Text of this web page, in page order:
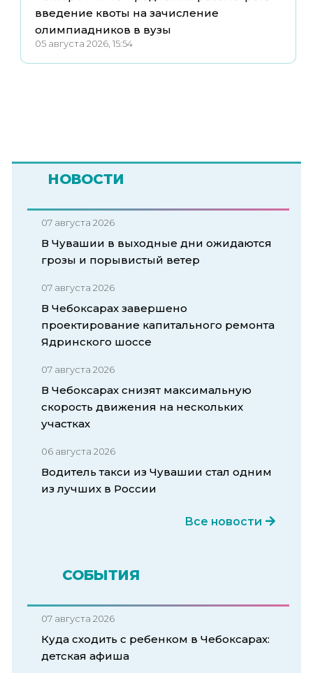
введение квоты на зачисление
олимпиадников в вузы
05 августа 2026, 15:54
НОВОСТИ
07 августа 2026
В Чувашии в выходные дни ожидаются
грозы и порывистый ветер
07 августа 2026
В Чебоксарах завершено
проектирование капитального ремонта
Ядринского шоссе
07 августа 2026
В Чебоксарах снизят максимальную
скорость движения на нескольких
участках
06 августа 2026
Водитель такси из Чувашии стал одним
из лучших в России
Все новости
СОБЫТИЯ
07 августа 2026
Куда сходить с ребенком в Чебоксарах:
детская афиша